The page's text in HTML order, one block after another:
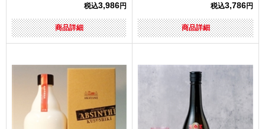
税込3,986円
商品詳細
税込3,786円
商品詳細